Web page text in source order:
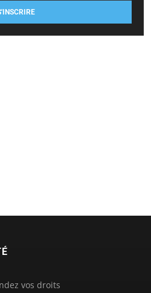
vos droits